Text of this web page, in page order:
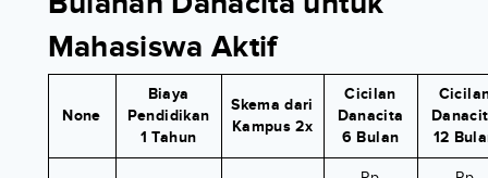
Mahasiswa Aktif
None
Biaya
Pendidikan
1 Tahun
Skema dari
Kampus 2x
Cicilan
Danacita
6 Bulan
12